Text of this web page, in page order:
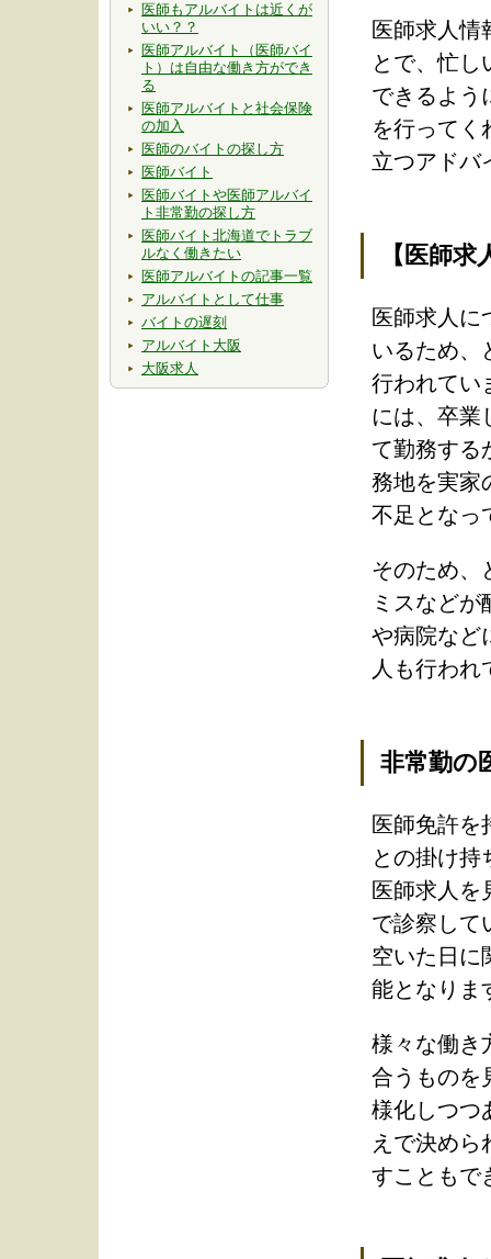
医師もアルバイトは近くが
いい？？
医師アルバイト（医師バイ
ト）は自由な働き方ができ
る
医師アルバイトと社会保険
の加入
医師のバイトの探し方
医師バイト
医師バイトや医師アルバイ
ト非常勤の探し方
医師バイト北海道でトラブ
ルなく働きたい
医師アルバイトの記事一覧
アルバイトとして仕事
バイトの遅刻
アルバイト大阪
大阪求人
医師求人情
とで、忙し
できるよう
を行ってく
立つアドバ
【医師
医師求人に
いるため、
行われてい
には、卒業
て勤務する
務地を実家
不足となっ
そのため、
ミスなど
や病院など
人も行われ
非常勤の
医師免許を
との掛け持
医師求人を
で診察して
空いた日に
能となりま
様々な働き
合うものを
様化しつつ
えで決めら
すこともで